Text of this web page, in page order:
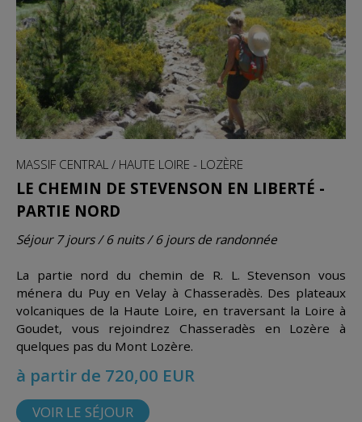
MASSIF CENTRAL / HAUTE LOIRE - LOZÈRE
LE CHEMIN DE STEVENSON EN LIBERTÉ -
PARTIE NORD
Séjour 7 jours / 6 nuits / 6 jours de randonnée
La partie nord du chemin de R. L. Stevenson vous
ménera du Puy en Velay à Chasseradès. Des plateaux
volcaniques de la Haute Loire, en traversant la Loire à
Goudet, vous rejoindrez Chasseradès en Lozère à
quelques pas du Mont Lozère.
à partir de 720,00 EUR
VOIR LE SÉJOUR